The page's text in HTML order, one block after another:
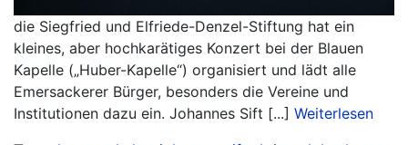
die Siegfried und Elfriede-Denzel-Stiftung hat ein
kleines, aber hochkarätiges Konzert bei der Blauen
Kapelle („Huber-Kapelle“) organisiert und lädt alle
Emersackerer Bürger, besonders die Vereine und
Institutionen dazu ein. Johannes Sift [...] Weiterlesen